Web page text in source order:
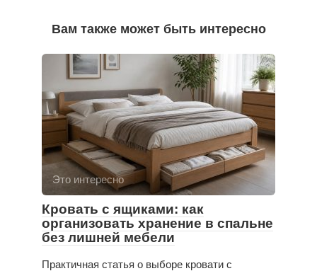
Вам также может быть интересно
Это интересно
Кровать с ящиками: как
организовать хранение в спальне
без лишней мебели
Практичная статья о выборе кровати с